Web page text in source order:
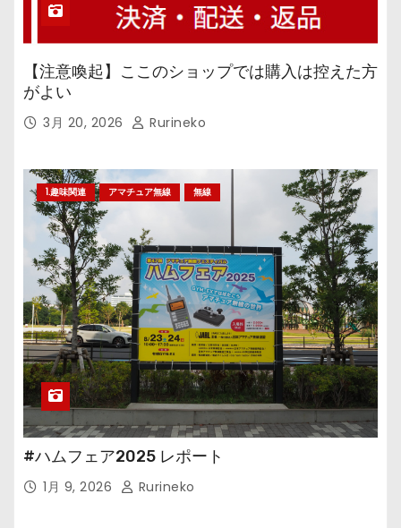
【注意喚起】ここのショップでは購入は控えた方
がよい
3月 20, 2026 Rurineko
1.趣味関連 アマチュア無線 無線
#ハムフェア2025 レポート
1月 9, 2026 Rurineko